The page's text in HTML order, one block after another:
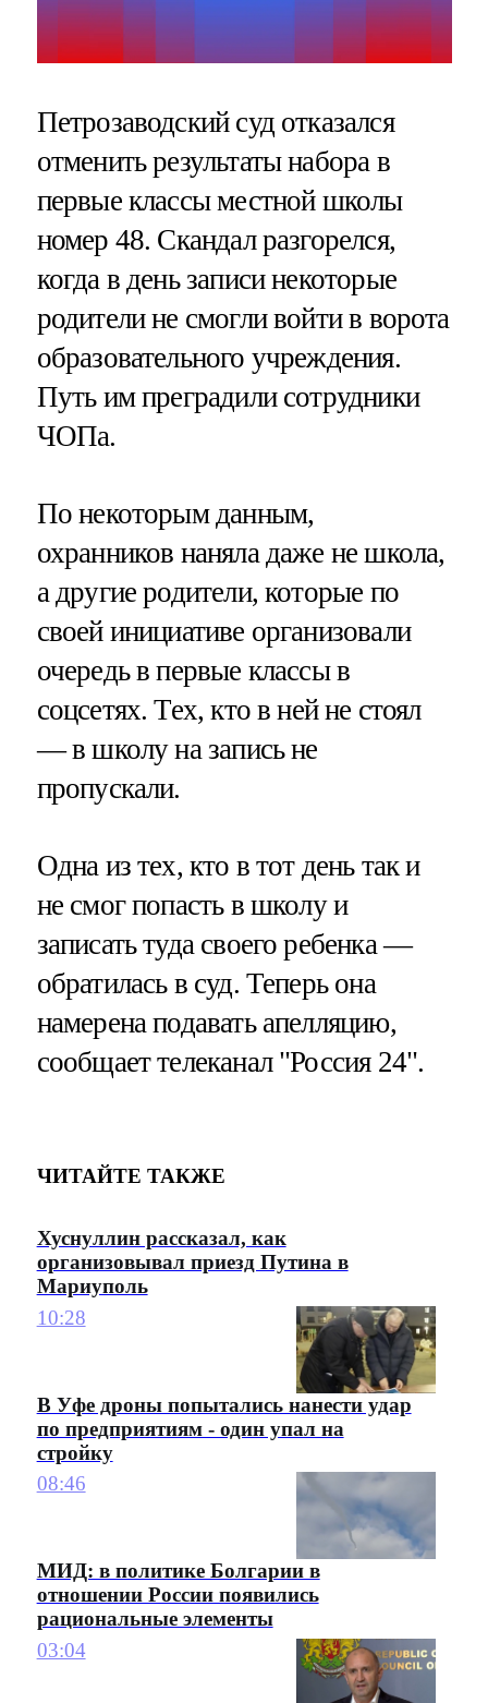
Петрозаводский суд отказался
отменить результаты набора в
первые классы местной школы
номер 48. Скандал разгорелся,
когда в день записи некоторые
родители не смогли войти в ворота
образовательного учреждения.
Путь им преградили сотрудники
ЧОПа.
По некоторым данным,
охранников наняла даже не школа,
а другие родители, которые по
своей инициативе организовали
очередь в первые классы в
соцсетях. Тех, кто в ней не стоял
— в школу на запись не
пропускали.
Одна из тех, кто в тот день так и
не смог попасть в школу и
записать туда своего ребенка —
обратилась в суд. Теперь она
намерена подавать апелляцию,
сообщает телеканал "Россия 24".
ЧИТАЙТЕ ТАКЖЕ
Хуснуллин рассказал, как
организовывал приезд Путина в
Мариуполь
10:28
В Уфе дроны попытались нанести удар
по предприятиям - один упал на
стройку
08:46
МИД: в политике Болгарии в
отношении России появились
рациональные элементы
03:04